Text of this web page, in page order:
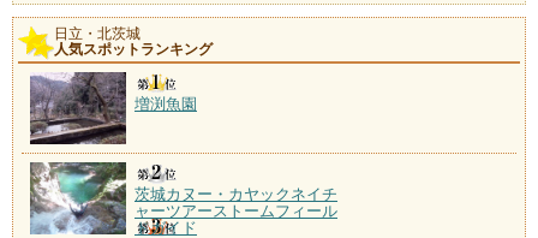
日立・北茨城
人気スポットランキング
増渕魚園
茨城カヌー・カヤックネイチ
ャーツアーストームフィール
ドガイド